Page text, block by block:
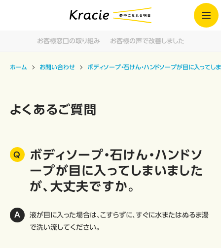
お客様窓口の取り組み お客様の声で改善しました
ホーム お問い合わせ ボディソープ・石けん・ハンドソープが目に入ってし
よくあるご質問
ボディソープ・石けん・ハンドソ
ープが目に入ってしまいました
が、大丈夫ですか。
液が目に入った場合は、こすらずに、すぐに水またはぬるま湯
で洗い流してください。